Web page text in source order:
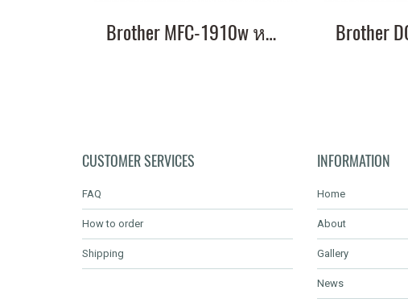
Brother MFC-1910w หมึกเครื่องปริ้น พิมพ์คมชัด รับประกัน 1 ปี!
CUSTOMER SERVICES
FAQ
How to order
Shipping
INFORMATION
Home
About
Gallery
News